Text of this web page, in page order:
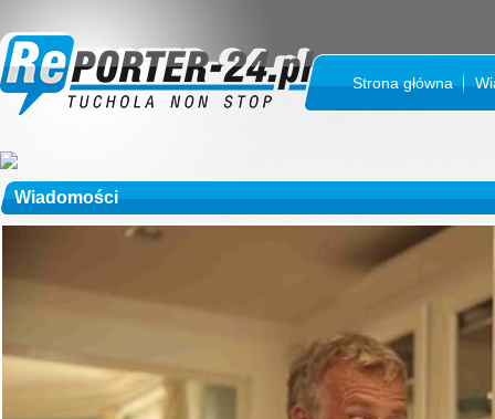
Strona główna
Wiadomości